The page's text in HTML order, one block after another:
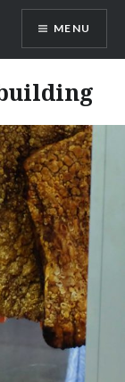
MENU